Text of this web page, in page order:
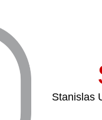
Stanislas